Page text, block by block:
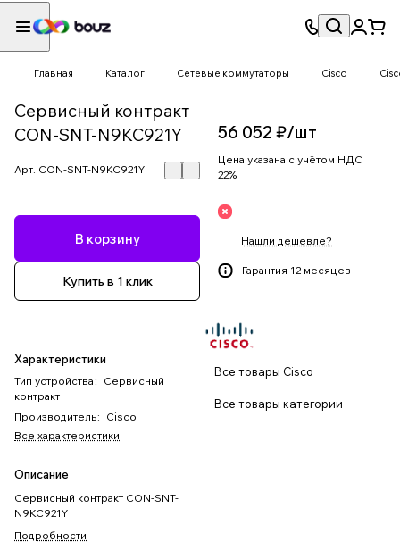
Главная Каталог Сетевые коммутаторы Cisco
Сервисный контракт
CON-SNT-N9KC921Y
Арт. CON-SNT-N9KC921Y
В корзину
Купить в 1 клик
Характеристики
Тип устройства : Сервисный
контракт
Производитель: Cisco
Все характеристики
Описание
Сервисный контракт CON-SNT-
N9KC921Y
Подробности
56 052 ₽/шт
Цена указана с учётом НДС
22%
Нашли дешевле?
Гарантия 12 месяцев
Все товары Cisco
Все товары категории